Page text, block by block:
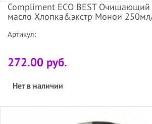
Compliment ECO BEST Очищающий
масло Хлопка&экстр Монои
Артикул:
272.00 руб.
Нет в наличии